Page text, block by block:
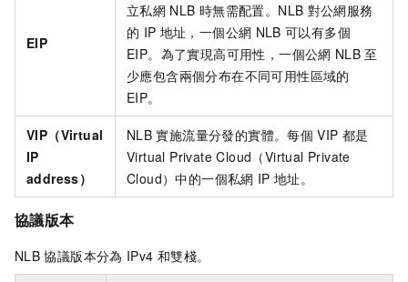
EIP
立私網 NLB 時無需配置。 NLB 對公網服務
的 IP 地址，一個公網 NLB 可以有多個
EIP。為了實現高可用性，一個公網 NLB 至
少應包含兩個分布在不同可用性區域的
EIP。
VIP（Virtual
IP
address）
NLB 實施流量分發的實體。每個 VIP 都是
Virtual Private Cloud（Virtual Private
Cloud）中的一個私網 IP 地址。
協議版本
NLB 協議版本分為 IPv4 和雙棧。